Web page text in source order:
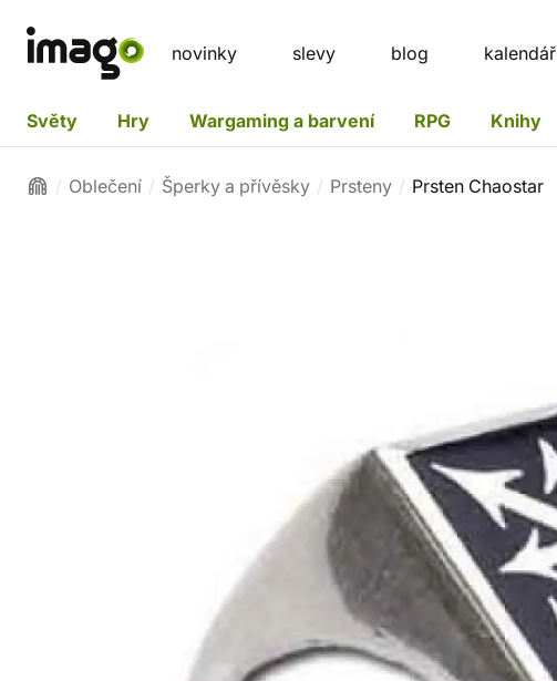
novinky slevy blog kalendář
Světy Hry Wargaming a barvení RPG Knihy
Oblečení Šperky a přívěsky Prsteny Prsten Chaostar